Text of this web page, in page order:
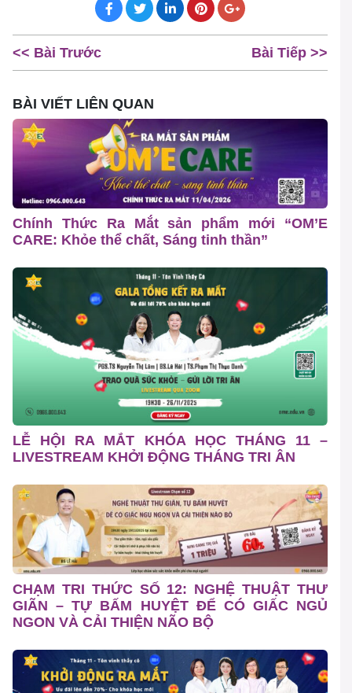
<< Bài Trước Bài Tiếp >>
BÀI VIẾT LIÊN QUAN
Chính Thức Ra Mắt sản phẩm mới “OM’E
CARE: Khỏe thể chất, Sáng tinh thần”
LỄ HỘI RA MẮT KHÓA HỌC THÁNG 11 –
LIVESTREAM KHỞI ĐỘNG THÁNG TRI ÂN
CHẠM TRI THỨC SỐ 12: NGHỆ THUẬT THƯ
GIÃN – TỰ BẤM HUYỆT ĐỂ CÓ GIẤC NGỦ
NGON VÀ CẢI THIỆN NÃO BỘ